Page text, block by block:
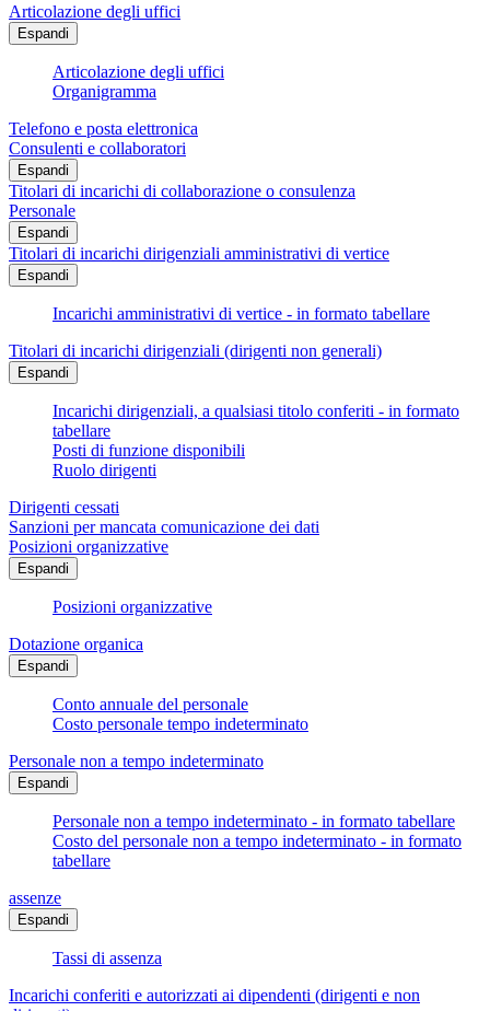
Articolazione degli uffici
Espandi
Articolazione degli uffici
Organigramma
Telefono e posta elettronica
Consulenti e collaboratori
Espandi
Titolari di incarichi di collaborazione o consulenza
Personale
Espandi
Titolari di incarichi dirigenziali amministrativi di vertice
Espandi
Incarichi amministrativi di vertice - in formato tabellare
Titolari di incarichi dirigenziali (dirigenti non generali)
Espandi
Incarichi dirigenziali, a qualsiasi titolo conferiti - in formato
tabellare
Posti di funzione disponibili
Ruolo dirigenti
Dirigenti cessati
Sanzioni per mancata comunicazione dei dati
Posizioni organizzative
Espandi
Posizioni organizzative
Dotazione organica
Espandi
Conto annuale del personale
Costo personale tempo indeterminato
Personale non a tempo indeterminato
Espandi
Personale non a tempo indeterminato - in formato tabellare
Costo del personale non a tempo indeterminato - in formato
tabellare
assenze
Espandi
Tassi di assenza
Incarichi conferiti e autorizzati ai dipendenti (dirigenti e non